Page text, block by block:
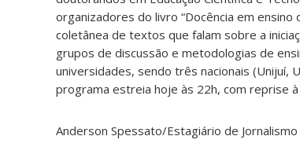
organizadores do livro “Docência em ensino
coletânea de textos que falam sobre a
grupos de discussão e metodologias de
universidades, sendo três nacionais (Unijuí,
programa estreia hoje às 22h, com reprise
Anderson Spessato/Estagiário de Jornalismo